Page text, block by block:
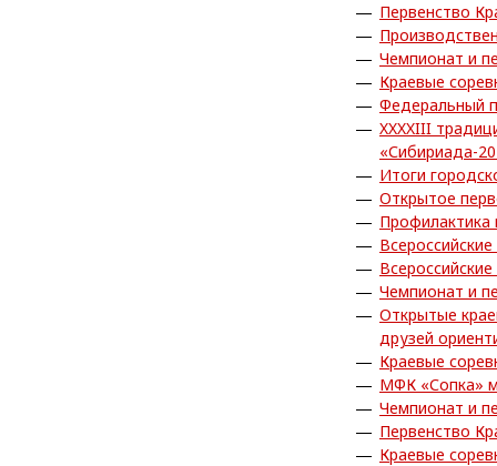
Первенство
Чемпионат и
Краевые
Федеральный
XXXXIII
«Сибириада-
Итоги
Открытое
Чемпионат и
Открытые
друзей
Краевые
МФК «Сопка»
Чемпионат и
Первенство
Краевые